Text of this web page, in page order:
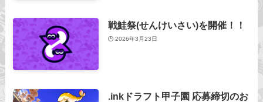
戦鮭祭(せんけいさい)を開催！！
2026年3月23日
.inkドラフト甲子園 応募締切のお